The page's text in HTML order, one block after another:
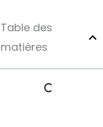
Table des
matières